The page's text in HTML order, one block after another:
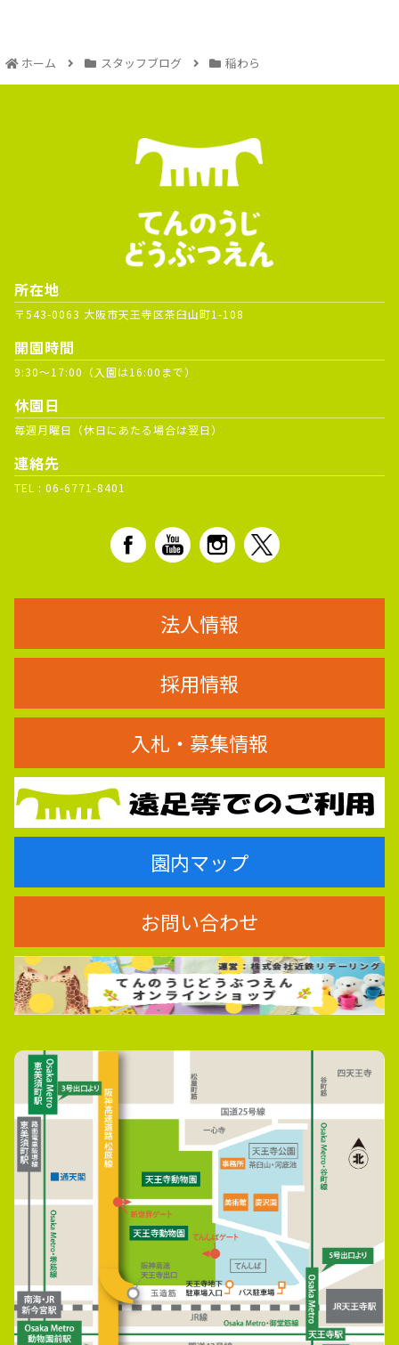
ホーム スタッフブログ 稲わら
所在地
〒543-0063 大阪市天王寺区茶臼山町1-108
開園時間
9:30～17:00（入園は16:00まで）
休園日
毎週月曜日（休日にあたる場合は翌日）
連絡先
TEL : 06-6771-8401
法人情報
採用情報
入札・募集情報
園内マップ
お問い合わせ